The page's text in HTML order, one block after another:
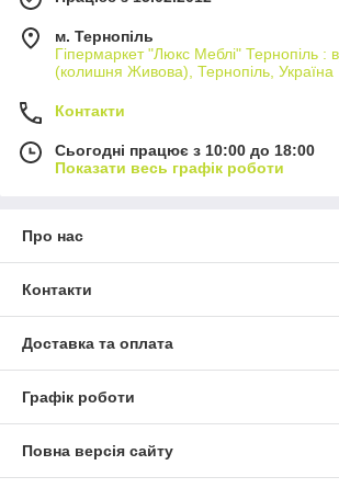
м. Тернопіль
Гіпермаркет "Люкс Меблі" Тернопіль :
(колишня Живова), Тернопіль, Україна
Контакти
Сьогодні працює з 10:00 до 18:00
Показати весь графік роботи
Про нас
Контакти
Доставка та оплата
Графік роботи
Повна версія сайту